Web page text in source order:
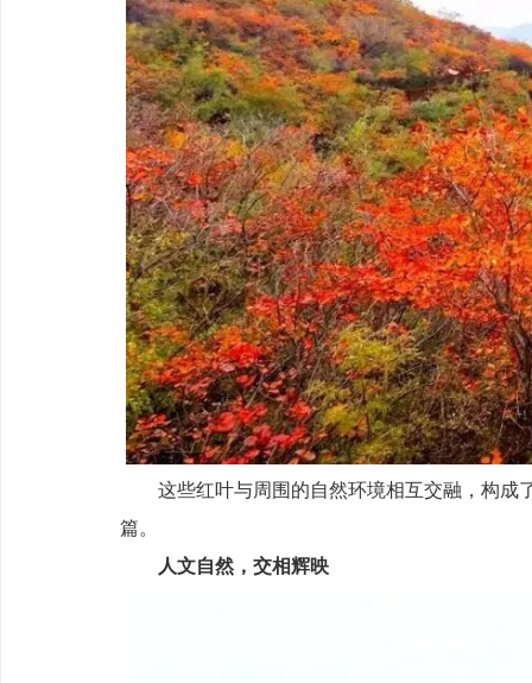
这些红叶与周围的自然环境相互交融，构
篇。
人文自然，交相辉映